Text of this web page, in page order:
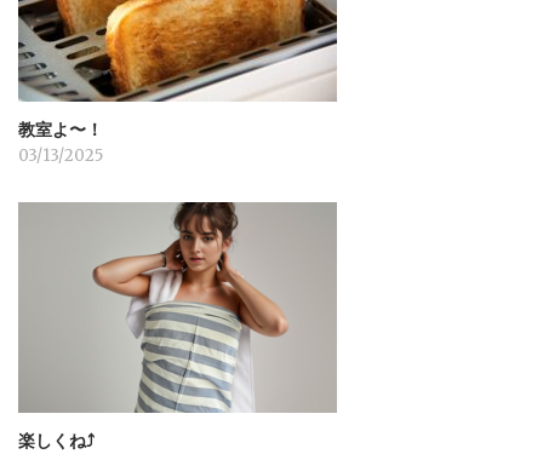
教室よ〜！
03/13/2025
楽しくね⤴︎